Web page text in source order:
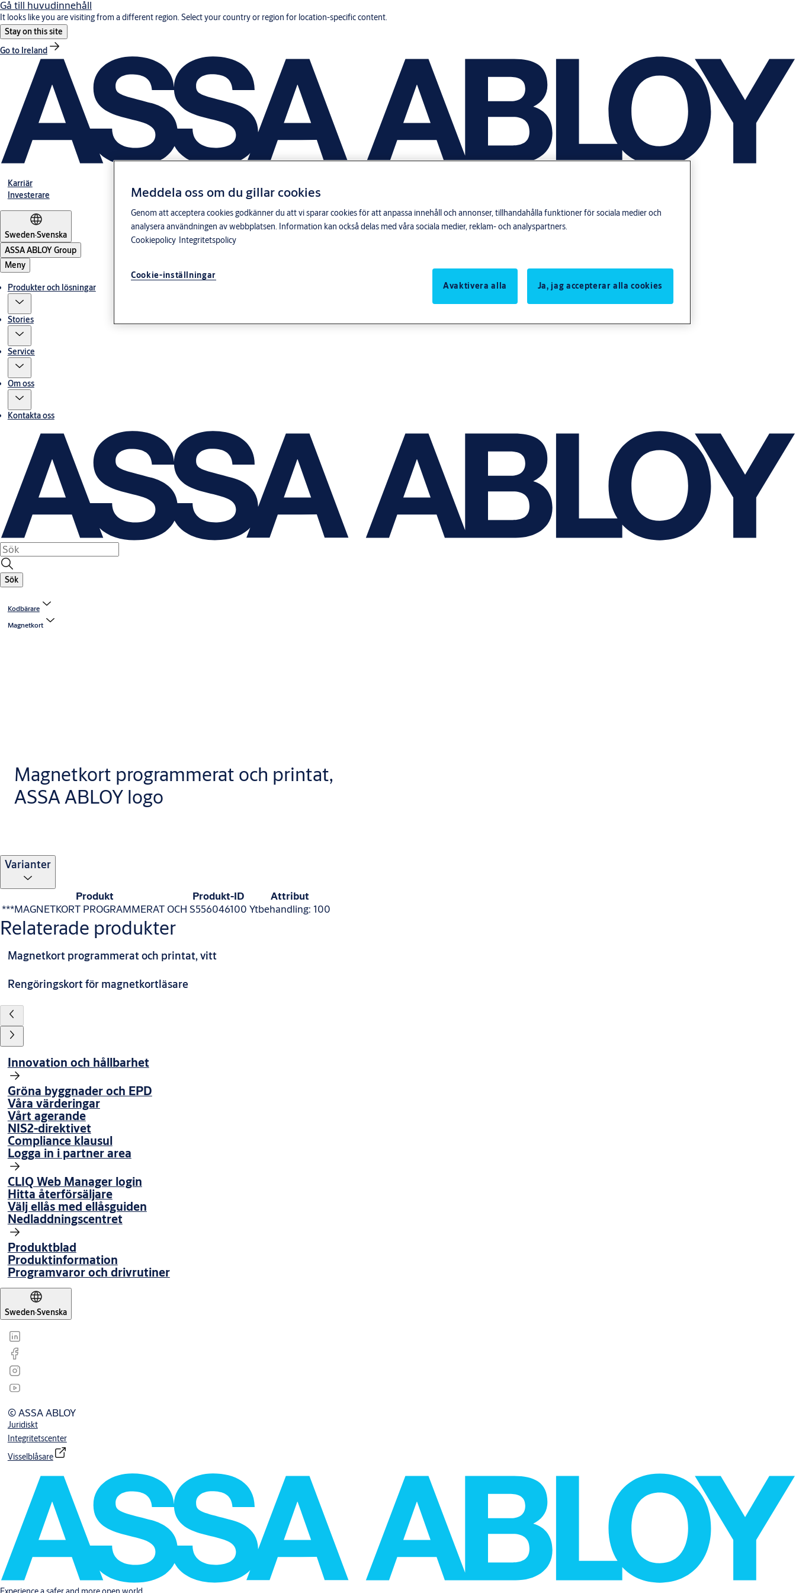
Gå till huvudinnehåll
It looks like you are visiting from a different region. Select your country or region for location-specific content.
Stay on this site
Go to Ireland
Karriär
Investerare
Sweden·Svenska
ASSA ABLOY Group
Meny
Produkter och lösningar
Stories
Service
Om oss
Kontakta oss
Sök
Kodbärare
Magnetkort
Magnetkort programmerat och printat,
ASSA ABLOY logo
Varianter
Produkt Produkt-ID
Attribut
***MAGNETKORT PROGRAMMERAT OCH S556046100 Ytbehandling: 100
Relaterade produkter
Magnetkort programmerat och printat, vitt
Rengöringskort för magnetkortläsare
Innovation och hållbarhet
Gröna byggnader och EPD
Våra värderingar
Vårt agerande
NIS2-direktivet
Compliance klausul
Logga in i partner area
CLIQ Web Manager login
Hitta återförsäljare
Välj ellås med ellåsguiden
Nedladdningscentret
Produktblad
Produktinformation
Programvaror och drivrutiner
Sweden·Svenska
© ASSA ABLOY
Juridiskt
Integritetscenter
Visselblåsare
Meddela oss om du gillar cookies
Genom att acceptera cookies godkänner du att vi sparar cookies för att anpassa innehåll och annonser, tillhandahålla funktioner för sociala medier och
analysera användningen av webbplatsen. Information kan också delas med våra sociala medier, reklam- och analyspartners.
Cookiepolicy Integritetspolicy
Cookie-inställningar
Avaktivera alla
Ja, jag accepterar alla cookies